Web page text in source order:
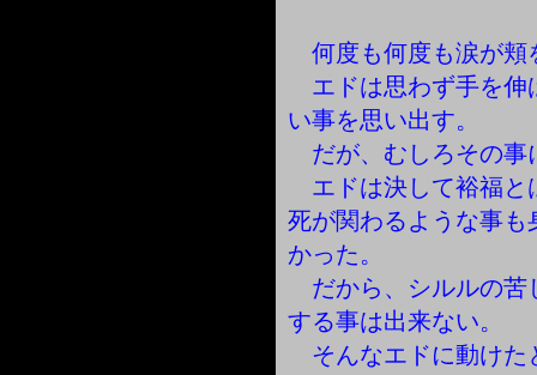
何度も何度も涙が頬
エドは思わず手を伸
い事を思い出す。
だが、むしろその事
エドは決して裕福と
死が関わるような事
かった。
だから、シルルの苦
する事は出来ない。
そんなエドに動けた